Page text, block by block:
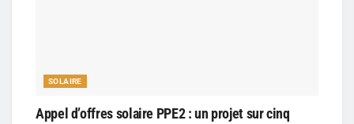
SOLAIRE
Appel d’offres solaire PPE2 : un projet sur cinq